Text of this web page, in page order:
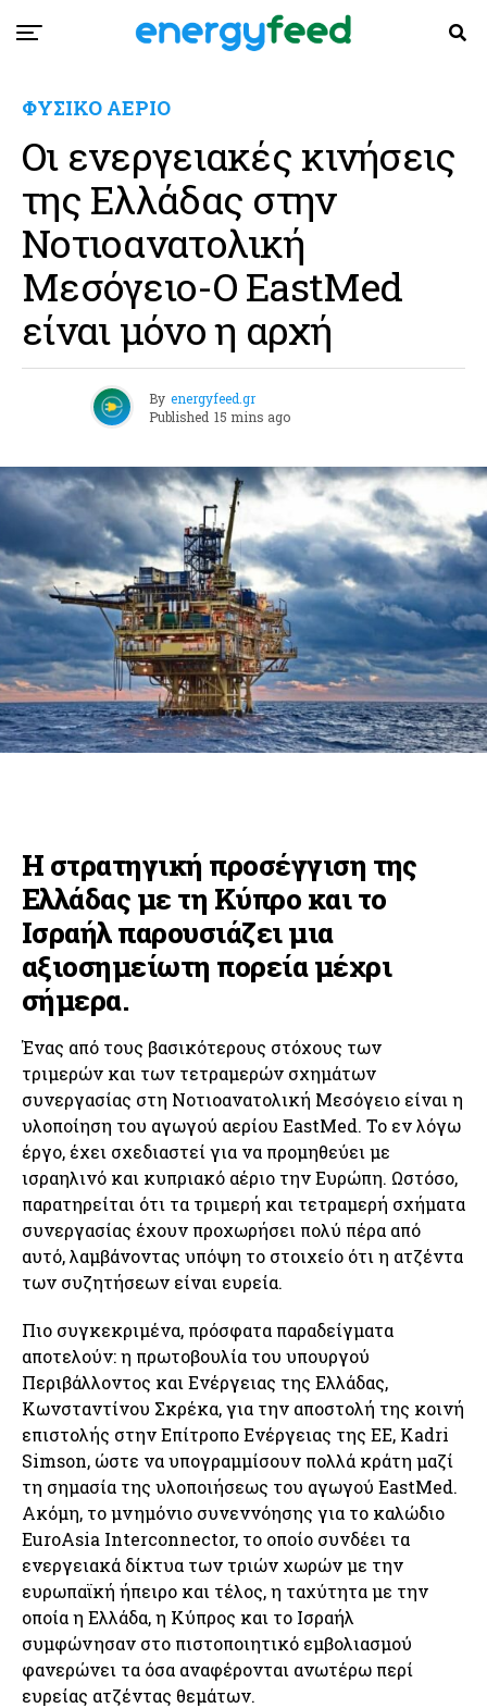
ΦΥΣΙΚΟ ΑΕΡΙΟ
Οι ενεργειακές κινήσεις
της Ελλάδας στην
Νοτιοανατολική
Μεσόγειο-Ο EastMed
είναι μόνο η αρχή
By energyfeed.gr
Published 15 mins ago
Η στρατηγική προσέγγιση της
Ελλάδας με τη Κύπρο και το
Ισραήλ παρουσιάζει μια
αξιοσημείωτη πορεία μέχρι
σήμερα.
Ένας από τους βασικότερους στόχους των
τριμερών και των τετραμερών σχημάτων
συνεργασίας στη Νοτιοανατολική Μεσόγειο είναι η
υλοποίηση του αγωγού αερίου EastMed. Το εν λόγω
έργο, έχει σχεδιαστεί για να προμηθεύει με
ισραηλινό και κυπριακό αέριο την Ευρώπη. Ωστόσο,
παρατηρείται ότι τα τριμερή και τετραμερή σχήματα
συνεργασίας έχουν προχωρήσει πολύ πέρα ​​από
αυτό, λαμβάνοντας υπόψη το στοιχείο ότι η ατζέντα
των συζητήσεων είναι ευρεία.
Πιο συγκεκριμένα, πρόσφατα παραδείγματα
αποτελούν: η πρωτοβουλία του υπουργού
Περιβάλλοντος και Ενέργειας της Ελλάδας,
Κωνσταντίνου Σκρέκα, για την αποστολή της κοινή
επιστολής στην Επίτροπο Ενέργειας της ΕΕ, Kadri
Simson, ώστε να υπογραμμίσουν πολλά κράτη μαζί
τη σημασία της υλοποιήσεως του αγωγού EastMed.
Ακόμη, το μνημόνιο συνεννόησης για το καλώδιο
EuroAsia Interconnector, το οποίο συνδέει τα
ενεργειακά δίκτυα των τριών χωρών με την
ευρωπαϊκή ήπειρο και τέλος, η ταχύτητα με την
οποία η Ελλάδα, η Κύπρος και το Ισραήλ
συμφώνησαν στο πιστοποιητικό εμβολιασμού
φανερώνει τα όσα αναφέρονται ανωτέρω περί
ευρείας ατζέντας θεμάτων.